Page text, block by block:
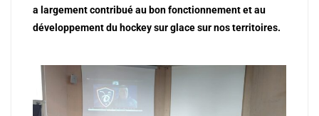
a largement contribué au bon fonctionnement et au
développement du hockey sur glace sur nos territoires.